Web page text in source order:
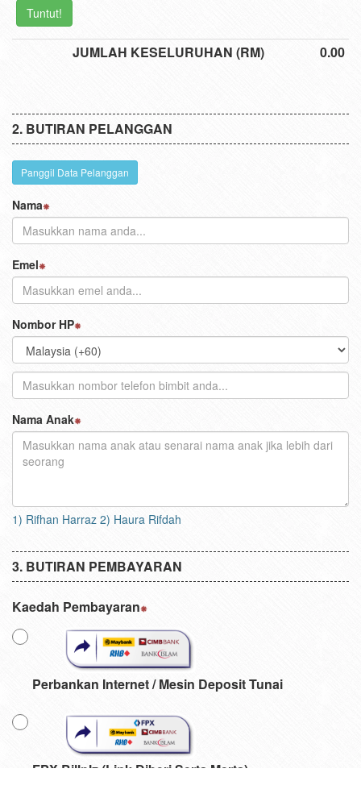
Tuntut!
JUMLAH KESELURUHAN (RM) 0.00
BUTIRAN PELANGGAN
Panggil Data Pelanggan
Nama
Emel
Nombor HP
Nama Anak
1) Rifhan Harraz 2) Haura Rifdah
BUTIRAN PEMBAYARAN
Kaedah Pembayaran
Perbankan Internet / Mesin Deposit Tunai
FPX Billplz (Link Diberi Serta Merta)